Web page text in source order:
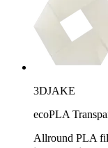
3DJAKE
ecoPLA
Allround PLA